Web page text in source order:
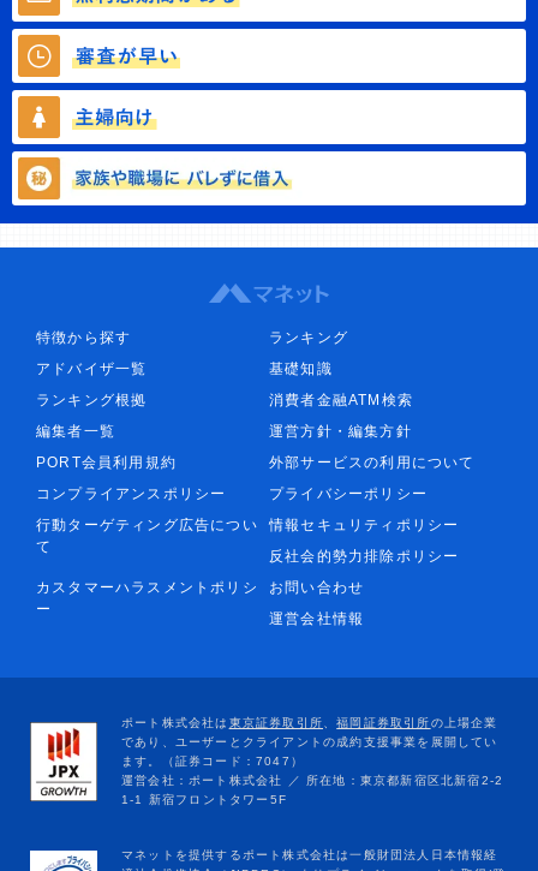
特徴から探す
ランキング
アドバイザ一覧
基礎知識
ランキング根拠
消費者金融ATM検索
編集者一覧
運営方針・編集方針
PORT会員利用規約
外部サービスの利用について
コンプライアンスポリシー
プライバシーポリシー
行動ターゲティング広告につい
て
情報セキュリティポリシー
反社会的勢力排除ポリシー
カスタマーハラスメントポリシ
ー
お問い合わせ
運営会社情報